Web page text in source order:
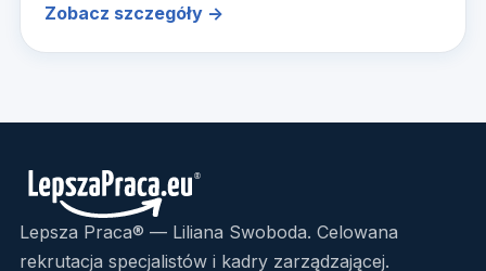
Zobacz szczegóły →
Lepsza Praca® — Liliana Swoboda. Celowana
rekrutacja specjalistów i kadry zarządzającej.